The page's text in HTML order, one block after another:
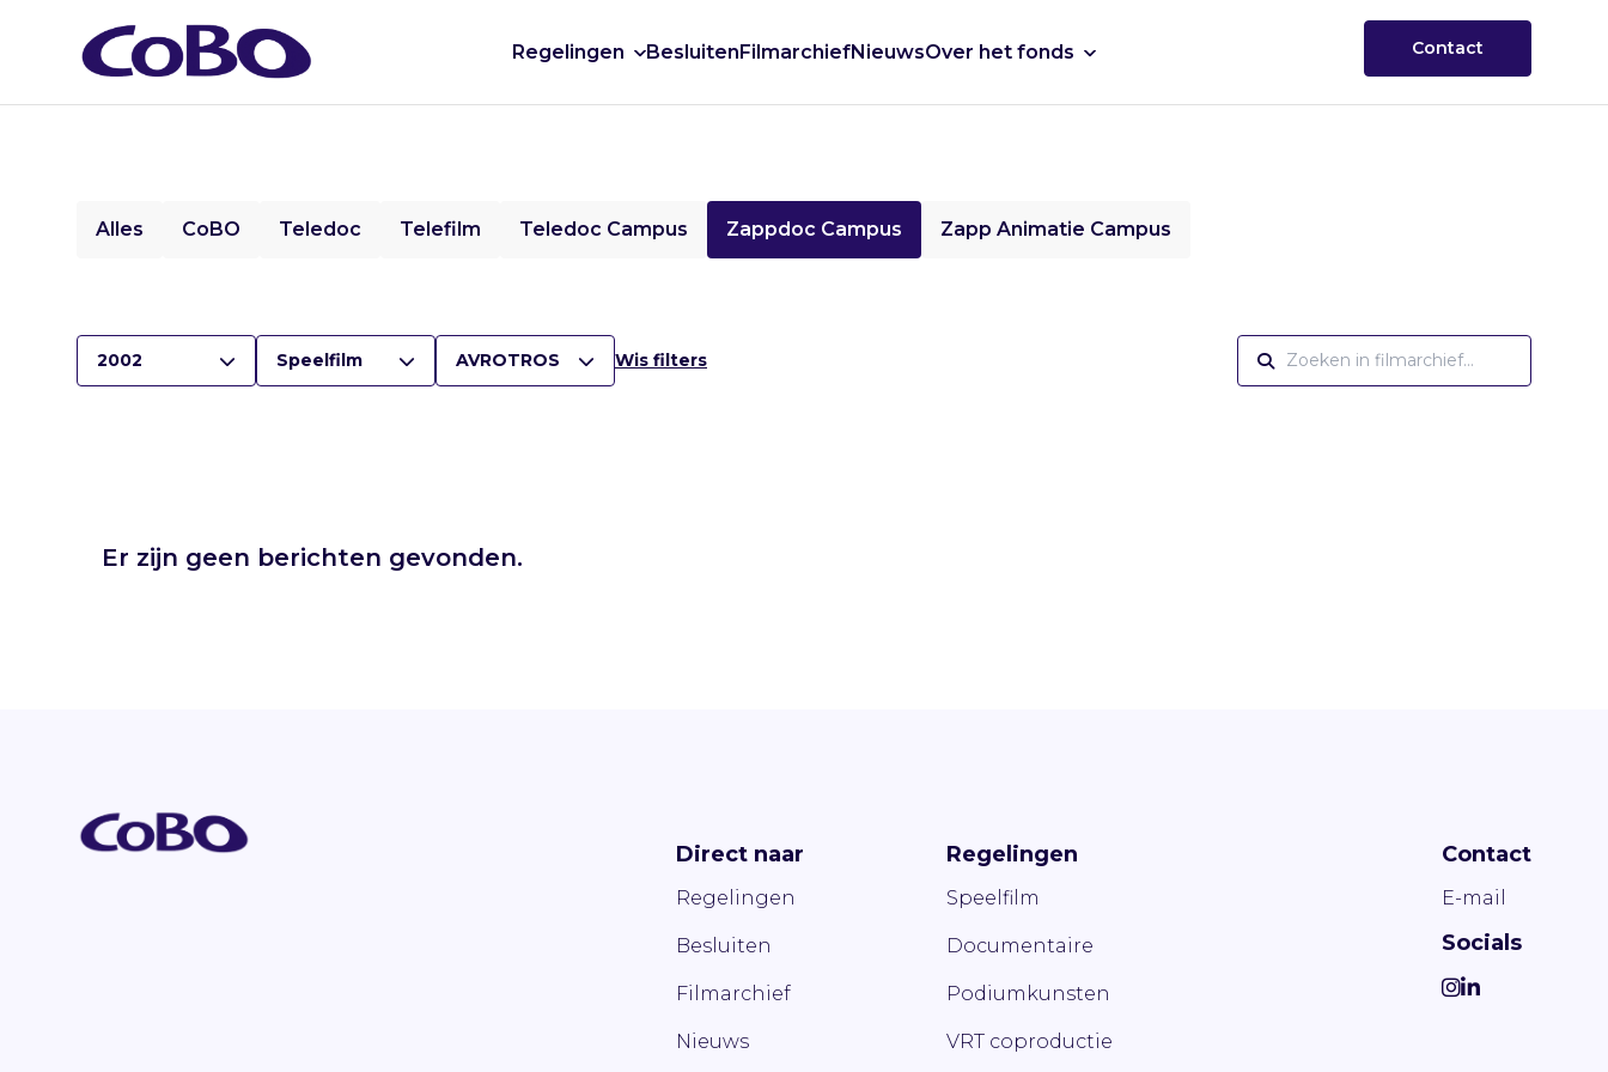
Regelingen BesluitenFilmarchiefNieuwsOver het fonds Contact
Alles CoBO Teledoc Telefilm Teledoc Campus Zappdoc Campus Zapp Animatie Campus
2002 Speelfilm AVROTROS Wis filters
Er zijn geen berichten gevonden.
Direct naar
Regelingen
Besluiten
Filmarchief
Nieuws
Regelingen
Speelfilm
Documentaire
Podiumkunsten
VRT coproductie
Contact
E-mail
Socials